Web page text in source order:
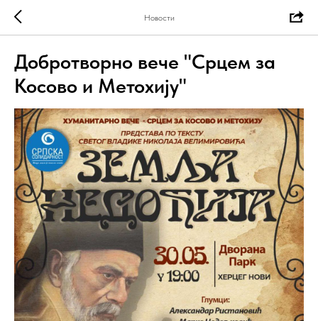
Новости
Добротворно вече "Срцем за
Косово и Метохију"